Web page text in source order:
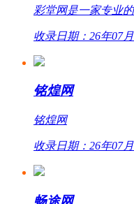
彩堂网是一家专业
收录日期：26年07
铭煌网
铭煌网
收录日期：26年07
畅途网